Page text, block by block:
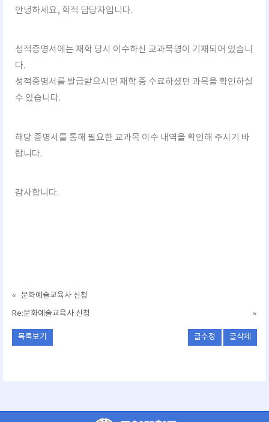
안녕하세요, 학적 담당자입니다.
성적증명서에는 재학 당시 이수하신 교과목명이 기재되어 있습니
다.
성적증명서를 발급받으시면 재학 중 수료하셨던 과목을 확인하실
수 있습니다.
해당 증명서를 통해 필요한 교과목 이수 내역을 확인해 주시기 바
랍니다.
감사합니다.
« 문화예술교육사 신청
Re:문화예술교육사 신청
»
목록보기 글수정 글삭제